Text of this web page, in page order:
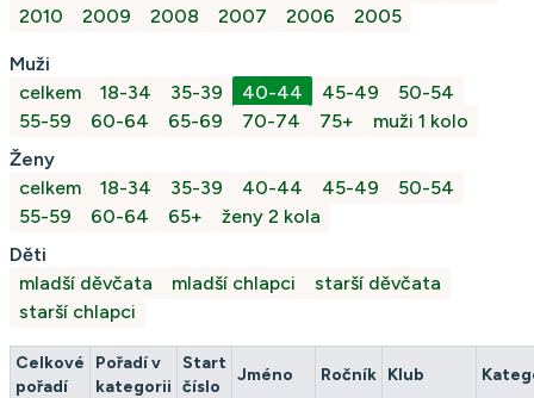
2010
2009 2008 2007 2006 2005
Muži
celkem
18-34 35-39 40-44 45-49
50-54
55-59
60-64 65-69 70-74 75+
muži 1 kolo
Ženy
celkem
18-34 35-39 40-44 45-49
50-54
55-59
60-64 65+
ženy 2 kola
Děti
mladší děvčata
mladší chlapci
starší děvčata
starší chlapci
Celkové
pořadí
Pořadí v
kategorii
Start
číslo
Jméno Ročník Klub